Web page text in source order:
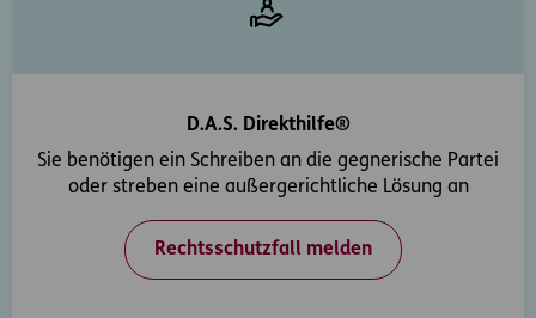
D.A.S. Direkthilfe®
Sie benötigen ein Schreiben an die gegnerische Partei
oder streben eine außergerichtliche Lösung an
Rechtsschutzfall melden